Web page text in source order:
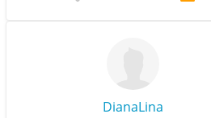
DianaLina